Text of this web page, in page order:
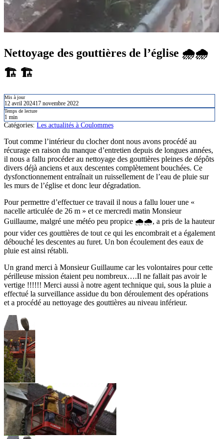
Nettoyage des gouttières de l’église 🌧️🌧️
🏗️ 🏗️
Mis à jour
12 avril 202417 novembre 2022
Temps de lecture
1 min
Catégories: Les actualités à Coulommes
Tout comme l’intérieur du clocher dont nous avons procédé au
récurage en raison du manque d’entretien depuis de longues années,
il nous a fallu procéder au nettoyage des gouttières pleines de dépôts
divers déjà anciens et aux descentes complètement bouchées. Ce
dysfonctionnement entraînait un ruissellement de l’eau de pluie sur
les murs de l’église et donc leur dégradation.
Pour permettre d’effectuer ce travail il nous a fallu louer une «
nacelle articulée de 26 m » et ce mercredi matin Monsieur
Guillaume, malgré une météo peu propice 🌧️🌧️, a pris de la hauteur
pour vider ces gouttières de tout ce qui les encombrait et a également
débouché les descentes au furet. Un bon écoulement des eaux de
pluie est ainsi rétabli.
Un grand merci à Monsieur Guillaume car les volontaires pour cette
périlleuse mission étaient peu nombreux….Il ne fallait pas avoir le
vertige !!!!!! Merci aussi à notre agent technique qui, sous la pluie a
effectué la surveillance assidue du bon déroulement des opérations
et a procédé au nettoyage des gouttières au niveau inférieur.